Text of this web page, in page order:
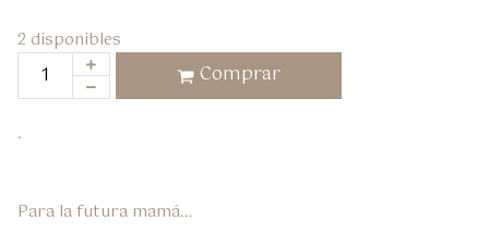
2 disponibles
Comprar
.
Para la futura mamá...